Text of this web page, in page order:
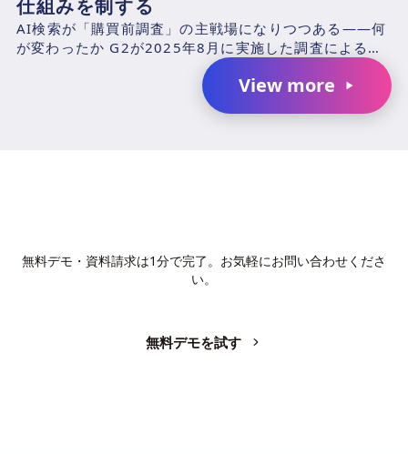
仕組みを制する
AI検索が「購買前調査」の主戦場になりつつある——何
が変わったか G2が2025年8月に実施した調査による
と、B2Bソフトウェアバイヤーの87%がAIチャットボ...
View more
無料デモ・資料請求は1分で完了。お気軽にお問い合わせくださ
い。
無料デモを試す